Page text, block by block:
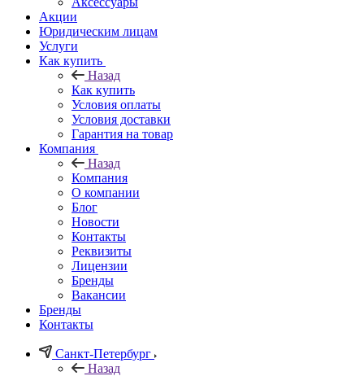
Акции
Юридическим лицам
Услуги
Как купить
Назад
Как купить
Условия оплаты
Условия доставки
Гарантия на товар
Компания
Назад
Компания
О компании
Блог
Новости
Контакты
Реквизиты
Лицензии
Бренды
Вакансии
Бренды
Контакты
Санкт-Петербург
Назад